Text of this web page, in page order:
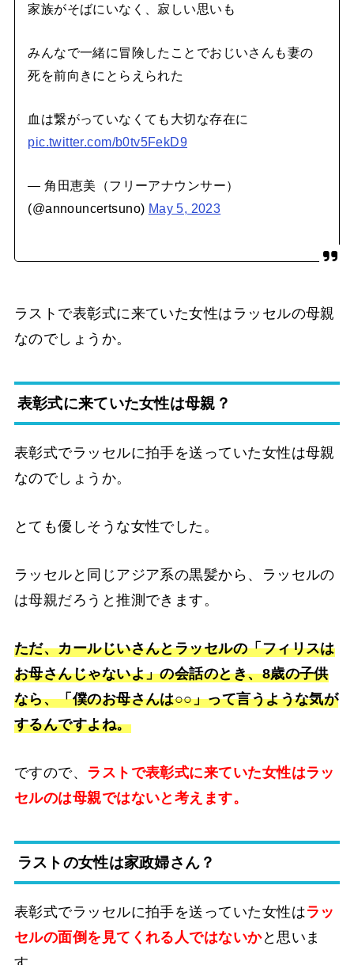
家族がそばにいなく、寂しい思いも
みんなで一緒に冒険したことでおじいさんも妻の
死を前向きにとらえられた
血は繋がっていなくても大切な存在に
pic.twitter.com/b0tv5FekD9
— 角田恵美（フリーアナウンサー）
(@announcertsuno) May 5, 2023
ラストで表彰式に来ていた女性はラッセルの母親
なのでしょうか。
表彰式に来ていた女性は母親？
表彰式でラッセルに拍手を送っていた女性は母親
なのでしょうか。
とても優しそうな女性でした。
ラッセルと同じアジア系の黒髪から、ラッセルの
は母親だろうと推測できます。
ただ、カールじいさんとラッセルの「フィリスは
お母さんじゃないよ」の会話のとき、8歳の子供
なら、「僕のお母さんは○○」って言うような気が
するんですよね。
ですので、 ラストで表彰式に来ていた女性はラッ
セルのは母親ではないと考えます。
ラストの女性は家政婦さん？
表彰式でラッセルに拍手を送っていた女性はラッ
セルの面倒を見てくれる人ではないかと思いま